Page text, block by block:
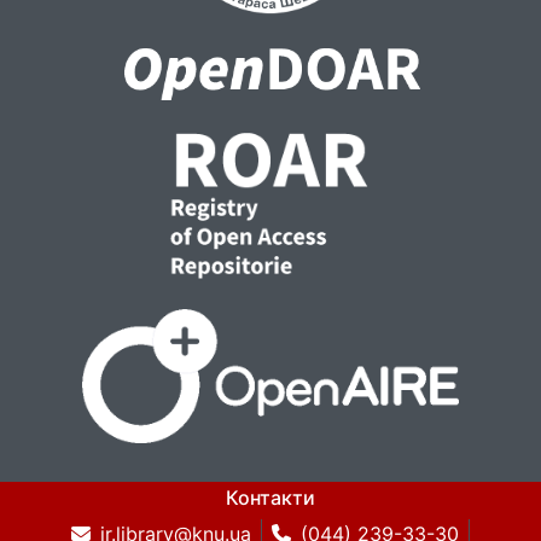
Контакти
ir.library@knu.ua
(044) 239-33-30